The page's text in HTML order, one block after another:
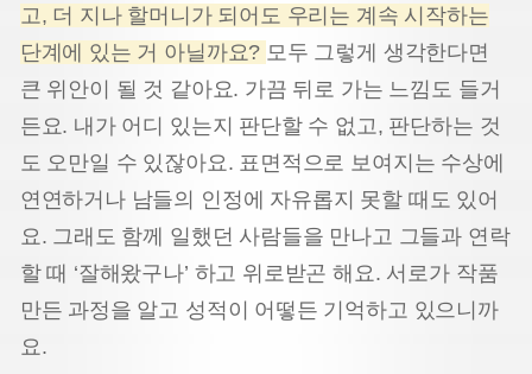
고, 더 지나 할머니가 되어도 우리는 계속 시작하는
단계에 있는 거 아닐까요? 모두 그렇게 생각한다면
큰 위안이 될 것 같아요. 가끔 뒤로 가는 느낌도 들거
든요. 내가 어디 있는지 판단할 수 없고, 판단하는 것
도 오만일 수 있잖아요. 표면적으로 보여지는 수상에
연연하거나 남들의 인정에 자유롭지 못할 때도 있어
요. 그래도 함께 일했던 사람들을 만나고 그들과 연락
할 때 ‘잘해왔구나’ 하고 위로받곤 해요. 서로가 작품
만든 과정을 알고 성적이 어떻든 기억하고 있으니까
요.